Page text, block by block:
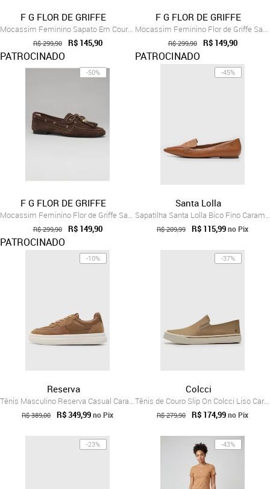
F G FLOR DE GRIFFE
Mocassim Feminino Sapato Em Couro Legíti...
R$ 299,90 R$ 145,90
PATROCINADO
F G FLOR DE GRIFFE
Mocassim Feminino Flor de Griffe Sapato ...
R$ 299,90 R$ 149,90
PATROCINADO
-50%
F G FLOR DE GRIFFE
Mocassim Feminino Flor de Griffe Sapato ...
R$ 299,90 R$ 149,90
PATROCINADO
-45%
Santa Lolla
Sapatilha Santa Lolla Bico Fino Caramelo
R$ 209,99 R$ 115,99no Pix
-10%
Reserva
Tênis Masculino Reserva Casual Caramelo
R$ 389,00 R$ 349,99no Pix
-37%
Colcci
Tênis de Couro Slip On Colcci Liso Caramelo
R$ 279,90 R$ 174,99no Pix
-23% -43%